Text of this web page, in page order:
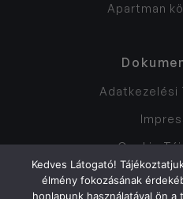
Adatkezelési
Cookie
Kedves Látogató!
élmény fokozásának
honlapunk használatával ön